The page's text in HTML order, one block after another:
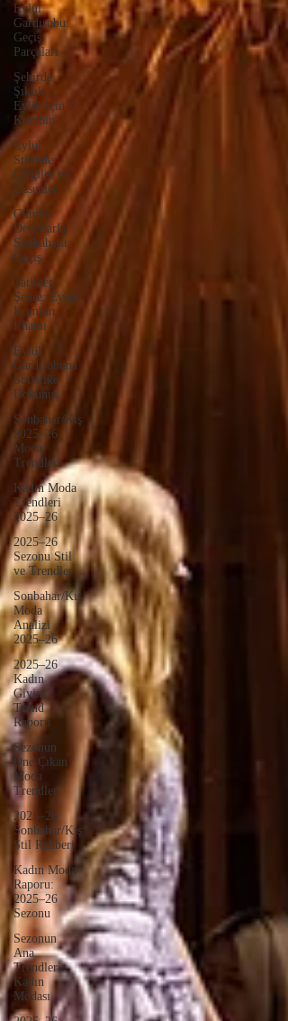
Eylül
Gardırobu:
Geçiş
Parçaları
Şehirde
Şıklık:
Eylül İçin 3
Kombin
Eylül
Stilinde
Çizgiler ve
Desenler
Gümüş
Detaylarla
Sonbahara
Geçiş
Tatilden
Şehre: Eylül
Kombin
İlhamı
Eylül
Gardırobuna
Sofistike
Dokunuş
Sonbahar/Kış
2025–26
Moda
Trendleri
Kadın Moda
Trendleri
2025–26
2025–26
Sezonu Stil
ve Trendler
Sonbahar/Kış
Moda
Analizi
2025–26
2025–26
Kadın
Giyim
Trend
Raporu
Sezonun
Öne Çıkan
Moda
Trendleri
2025–26
Sonbahar/Kış
Stil Rehberi
Kadın Moda
Raporu:
2025–26
Sezonu
Sezonun
Ana
Trendleri:
Kadın
Modası